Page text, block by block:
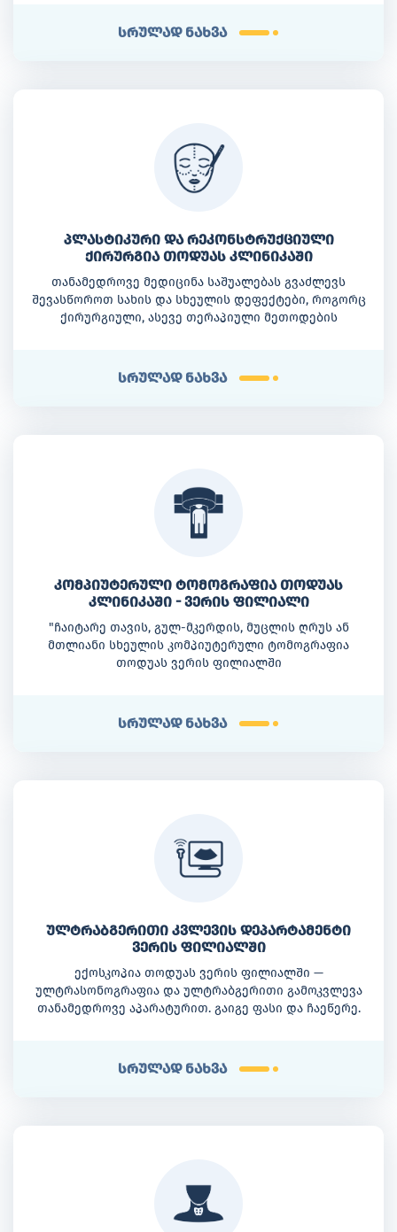
Real-Time PCR System
სრულად ნახვა
პლასტიკური და რეკონსტრუქციული
ქირურგია თოდუას კლინიკაში
თანამედროვე მედიცინა საშუალებას გვაძლევს
შევასწოროთ სახის და სხეულის დეფექტები, როგორც
ქირურგიული, ასევე თერაპიული მეთოდების
კლინიკის პლასტიკური ქირურგიის განყოფილება
სრულად ნახვა
კომპიუტერული ტომოგრაფია თოდუას
კლინიკაში - ვერის ფილიალი
"ჩაიტარე თავის, გულ-მკერდის, მუცლის ღრუს ან
მთლიანი სხეულის კომპიუტერული ტომოგრაფია
თოდუას ვერის ფილიალში
სრულად ნახვა
ულტრაბგერითი კვლევის დეპარტამენტი
ვერის ფილიალში
ექოსკოპია თოდუას ვერის ფილიალში —
ულტრასონოგრაფია და ულტრაბგერითი გამოკვლევა
თანამედროვე აპარატურით. გაიგე ფასი და ჩაეწერე.
სრულად ნახვა